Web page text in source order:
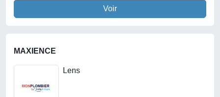
Voir
MAXIENCE
Lens